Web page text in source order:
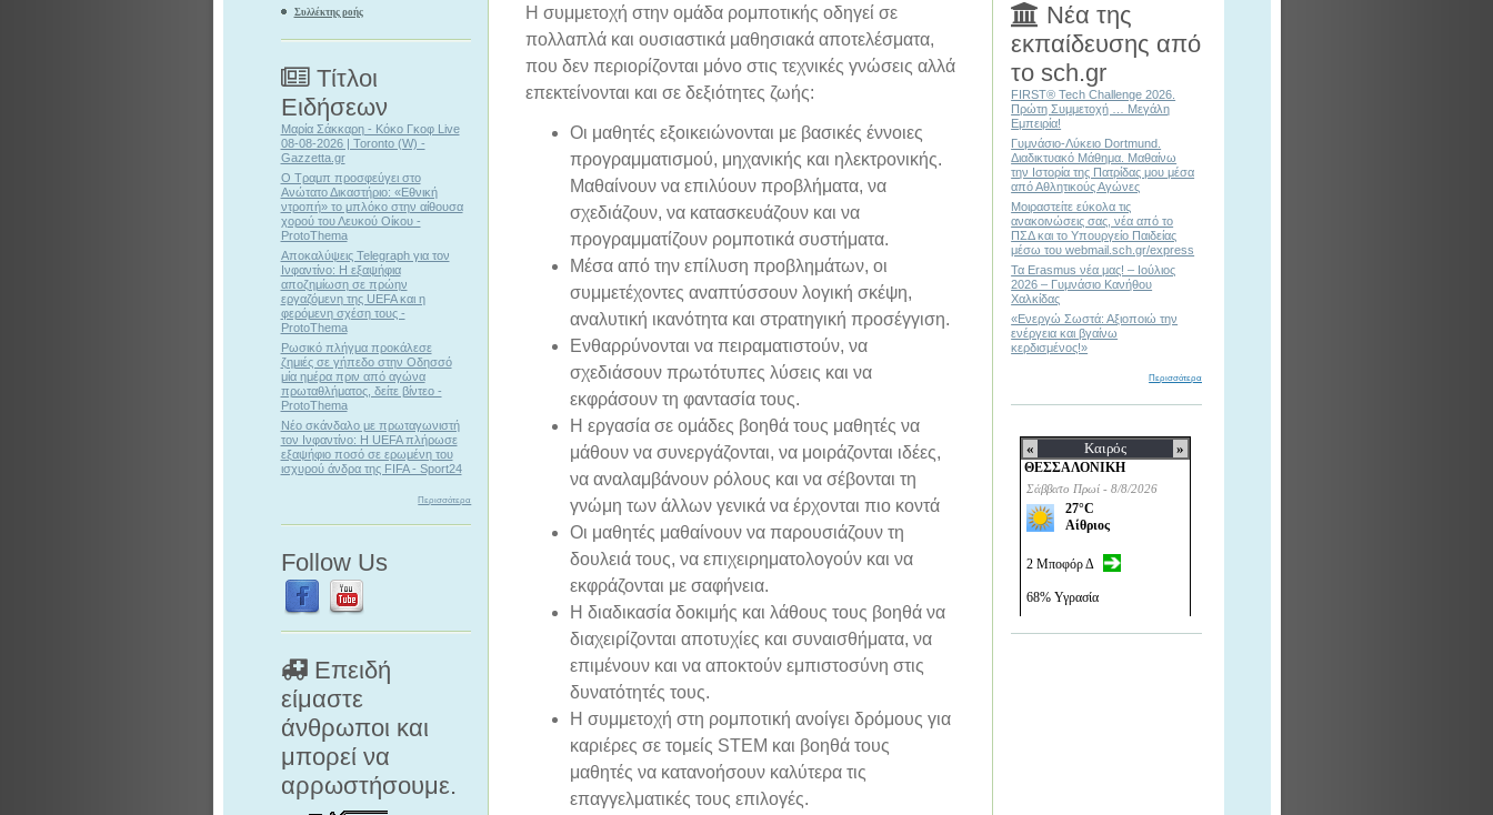
Συλλέκτης ροής
Τίτλοι
Ειδήσεων
Μαρία Σάκκαρη - Κόκο Γκοφ Live
08-08-2026 | Toronto (W) -
Gazzetta.gr
Ο Τραμπ προσφεύγει στο
Ανώτατο Δικαστήριο: «Εθνική
ντροπή» το μπλόκο στην αίθουσα
χορού του Λευκού Οίκου -
ProtoThema
Αποκαλύψεις Telegraph για τον
Ινφαντίνο: Η εξαψήφια
αποζημίωση σε πρώην
εργαζόμενη της UEFA και η
φερόμενη σχέση τους -
ProtoThema
Ρωσικό πλήγμα προκάλεσε
ζημιές σε γήπεδο στην Οδησσό
μία ημέρα πριν από αγώνα
πρωταθλήματος, δείτε βίντεο -
ProtoThema
Νέο σκάνδαλο με πρωταγωνιστή
τον Ινφαντίνο: Η UEFA πλήρωσε
εξαψήφιο ποσό σε ερωμένη του
ισχυρού άνδρα της FIFA - Sport24
Περισσότερα
Follow Us
Επειδή
είμαστε
άνθρωποι και
μπορεί να
αρρωστήσουμε.
Η συμμετοχή στην ομάδα ρομποτικής οδηγεί σε
πολλαπλά και ουσιαστικά μαθησιακά αποτελέσματα,
που δεν περιορίζονται μόνο στις τεχνικές γνώσεις αλλά
επεκτείνονται και σε δεξιότητες ζωής:
Οι μαθητές εξοικειώνονται με βασικές έννοιες
προγραμματισμού, μηχανικής και ηλεκτρονικής.
Μαθαίνουν να επιλύουν προβλήματα, να
σχεδιάζουν, να κατασκευάζουν και να
προγραμματίζουν ρομποτικά συστήματα.
Μέσα από την επίλυση προβλημάτων, οι
συμμετέχοντες αναπτύσσουν λογική σκέψη,
αναλυτική ικανότητα και στρατηγική προσέγγιση.
Ενθαρρύνονται να πειραματιστούν, να
σχεδιάσουν πρωτότυπες λύσεις και να
εκφράσουν τη φαντασία τους.
Η εργασία σε ομάδες βοηθά τους μαθητές να
μάθουν να συνεργάζονται, να μοιράζονται ιδέες,
να αναλαμβάνουν ρόλους και να σέβονται τη
γνώμη των άλλων γενικά να έρχονται πιο κοντά
Οι μαθητές μαθαίνουν να παρουσιάζουν τη
δουλειά τους, να επιχειρηματολογούν και να
εκφράζονται με σαφήνεια.
Η διαδικασία δοκιμής και λάθους τους βοηθά να
διαχειρίζονται αποτυχίες και συναισθήματα, να
επιμένουν και να αποκτούν εμπιστοσύνη στις
δυνατότητές τους.
Η συμμετοχή στη ρομποτική ανοίγει δρόμους για
καριέρες σε τομείς STEM και βοηθά τους
μαθητές να κατανοήσουν καλύτερα τις
επαγγελματικές τους επιλογές.
Νέα της
εκπαίδευσης από
το sch.gr
FIRST® Tech Challenge 2026.
Πρώτη Συμμετοχή … Μεγάλη
Εμπειρία!
Γυμνάσιο-Λύκειο Dortmund.
Διαδικτυακό Μάθημα. Μαθαίνω
την Ιστορία της Πατρίδας μου μέσα
από Αθλητικούς Αγώνες
Μοιραστείτε εύκολα τις
ανακοινώσεις σας, νέα από το
ΠΣΔ και το Υπουργείο Παιδείας
μέσω του webmail.sch.gr/express
Τα Erasmus νέα μας! – Ιούλιος
2026 – Γυμνάσιο Κανήθου
Χαλκίδας
«Ενεργώ Σωστά: Αξιοποιώ την
ενέργεια και βγαίνω
κερδισμένος!»
Περισσότερα